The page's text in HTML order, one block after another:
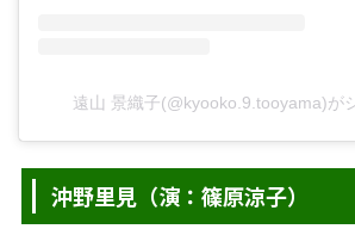
遠山 景織子(@kyooko.9.tooyama)が
沖野里見（演：篠原涼子）